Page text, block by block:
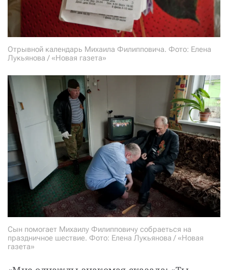
Отрывной календарь Михаила Филипповича. Фото: Елена
Лукьянова / «Новая газета»
Сын помогает Михаилу Филипповичу собраеться на
праздничное шествие. Фото: Елена Лукьянова / «Новая
газета»